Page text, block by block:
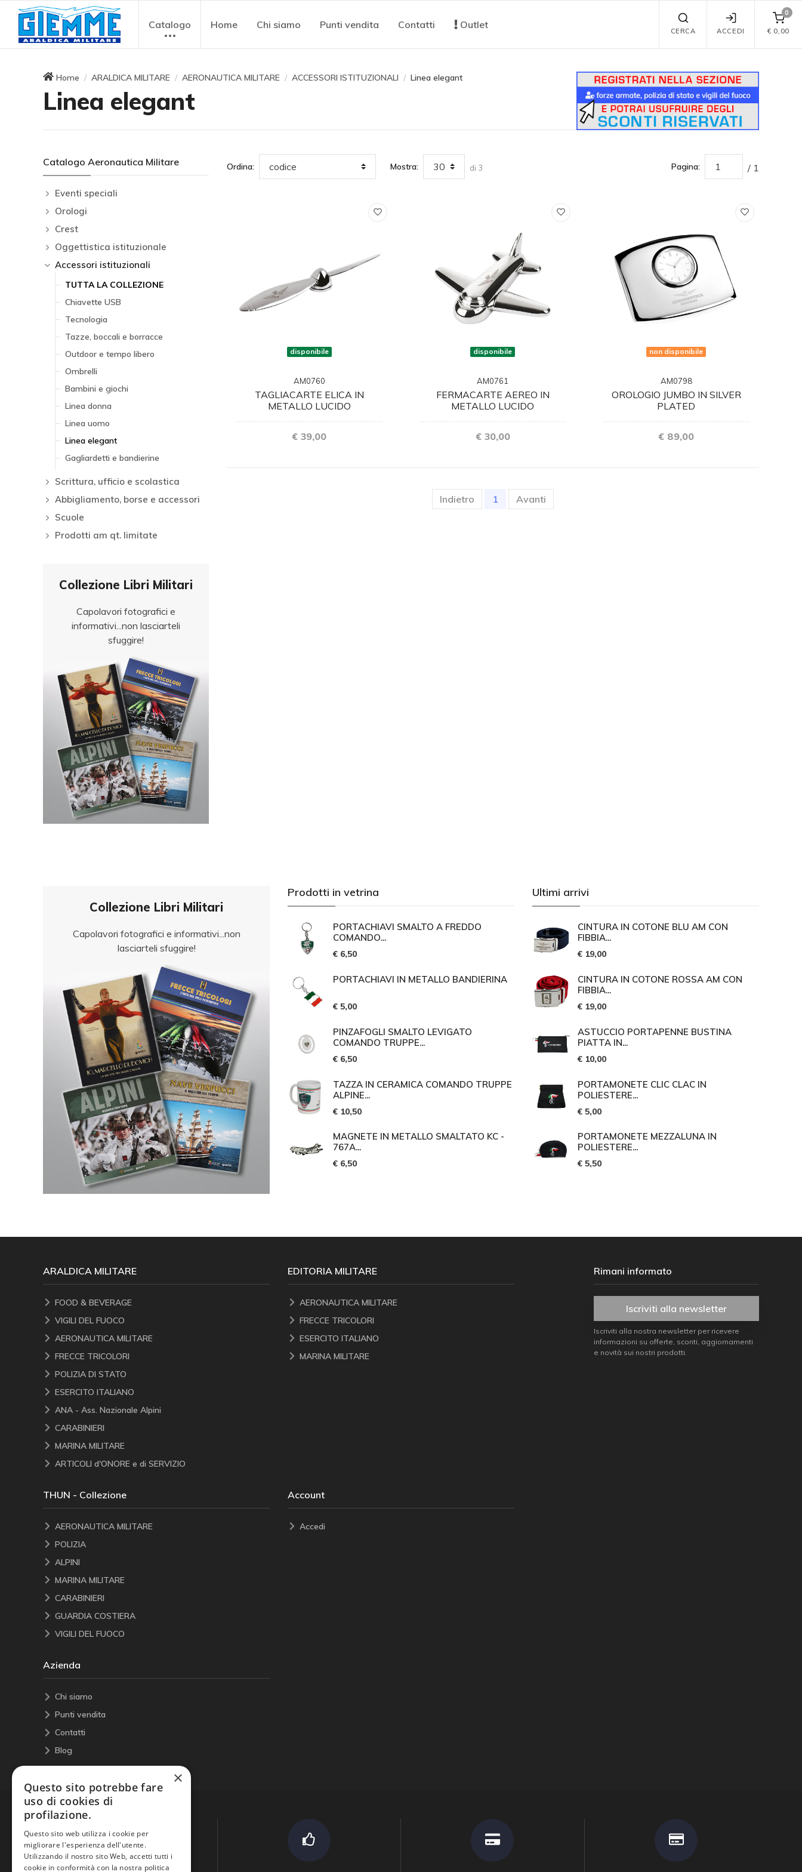
Catalogo Home Chi siamo Punti vendita Contatti Outlet
CERCA ACCEDI
0
€ 0,00
Home ARALDICA MILITARE AERONAUTICA MILITARE ACCESSORI ISTITUZIONALI Linea elegant
Linea elegant
Catalogo Aeronautica Militare
Eventi speciali
Orologi
Crest
Oggettistica istituzionale
Accessori istituzionali
TUTTA LA COLLEZIONE
Chiavette USB
Tecnologia
Tazze, boccali e borracce
Outdoor e tempo libero
Ombrelli
Bambini e giochi
Linea donna
Linea uomo
Linea elegant
Gagliardetti e bandierine
Scrittura, ufficio e scolastica
Abbigliamento, borse e accessori
Scuole
Prodotti am qt. limitate
Collezione Libri Militari
Capolavori fotografici e
informativi...non lasciarteli
sfuggire!
Ordina: Mostra: di 3 Pagina: / 1
disponibile
AM0760
TAGLIACARTE ELICA IN
METALLO LUCIDO
€ 39,00
disponibile
AM0761
FERMACARTE AEREO IN
METALLO LUCIDO
€ 30,00
non disponibile
AM0798
OROLOGIO JUMBO IN SILVER
PLATED
€ 89,00
Indietro 1 (current)
Avanti
Collezione Libri Militari
Capolavori fotografici e informativi...non
lasciarteli sfuggire!
Prodotti in vetrina
PORTACHIAVI SMALTO A FREDDO
COMANDO...
€ 6,50
PORTACHIAVI IN METALLO BANDIERINA
€ 5,00
PINZAFOGLI SMALTO LEVIGATO
COMANDO TRUPPE...
€ 6,50
TAZZA IN CERAMICA COMANDO TRUPPE
ALPINE...
€ 10,50
MAGNETE IN METALLO SMALTATO KC -
767A...
€ 6,50
Ultimi arrivi
CINTURA IN COTONE BLU AM CON
FIBBIA...
€ 19,00
CINTURA IN COTONE ROSSA AM CON
FIBBIA...
€ 19,00
ASTUCCIO PORTAPENNE BUSTINA
PIATTA IN...
€ 10,00
PORTAMONETE CLIC CLAC IN
POLIESTERE...
€ 5,00
PORTAMONETE MEZZALUNA IN
POLIESTERE...
€ 5,50
ARALDICA MILITARE
FOOD & BEVERAGE
VIGILI DEL FUOCO
AERONAUTICA MILITARE
FRECCE TRICOLORI
POLIZIA DI STATO
ESERCITO ITALIANO
ANA - Ass. Nazionale Alpini
CARABINIERI
MARINA MILITARE
ARTICOLI d'ONORE e di SERVIZIO
EDITORIA MILITARE
AERONAUTICA MILITARE
FRECCE TRICOLORI
ESERCITO ITALIANO
MARINA MILITARE
THUN - Collezione
AERONAUTICA MILITARE
POLIZIA
ALPINI
MARINA MILITARE
CARABINIERI
GUARDIA COSTIERA
VIGILI DEL FUOCO
Account
Accedi
Azienda
Chi siamo
Punti vendita
Contatti
Blog
Rimani informato
Iscriviti alla newsletter
Iscriviti alla nostra newsletter per ricevere
informazioni su offerte, sconti, aggiornamenti
e novità sui nostri prodotti.
×
Questo sito potrebbe fare
uso di cookies di
profilazione.
Questo sito web utilizza i cookie per
migliorare l'esperienza dell'utente.
Utilizzando il nostro sito Web, accetti tutti i
cookie in conformità con la nostra politica